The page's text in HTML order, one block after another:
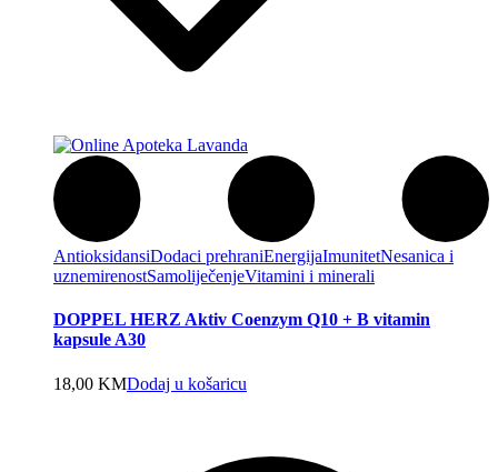
AntioksidansiDodaci prehraniEnergijaImunitetNesanica i
uznemirenostSamoliječenjeVitamini i minerali
DOPPEL HERZ Aktiv Coenzym Q10 + B vitamin
kapsule A30
18,00 KMDodaj u košaricu